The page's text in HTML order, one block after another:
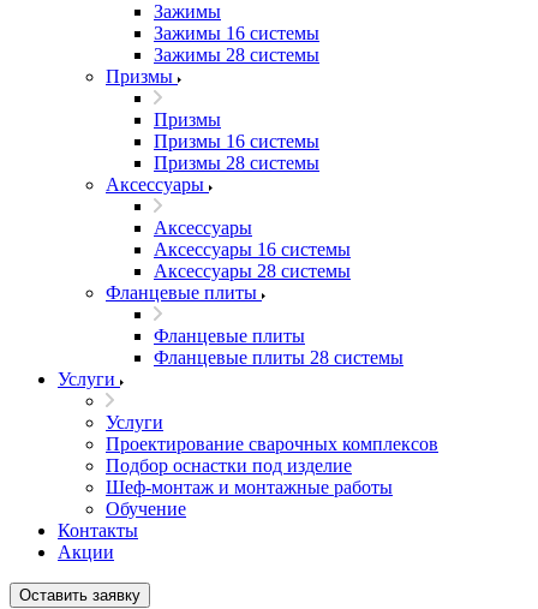
Зажимы
Зажимы 16 системы
Зажимы 28 системы
Призмы
Призмы
Призмы 16 системы
Призмы 28 системы
Аксессуары
Аксессуары
Аксессуары 16 системы
Аксессуары 28 системы
Фланцевые плиты
Фланцевые плиты
Фланцевые плиты 28 системы
Услуги
Услуги
Проектирование сварочных комплексов
Подбор оснастки под изделие
Шеф-монтаж и монтажные работы
Обучение
Контакты
Акции
Оставить заявку